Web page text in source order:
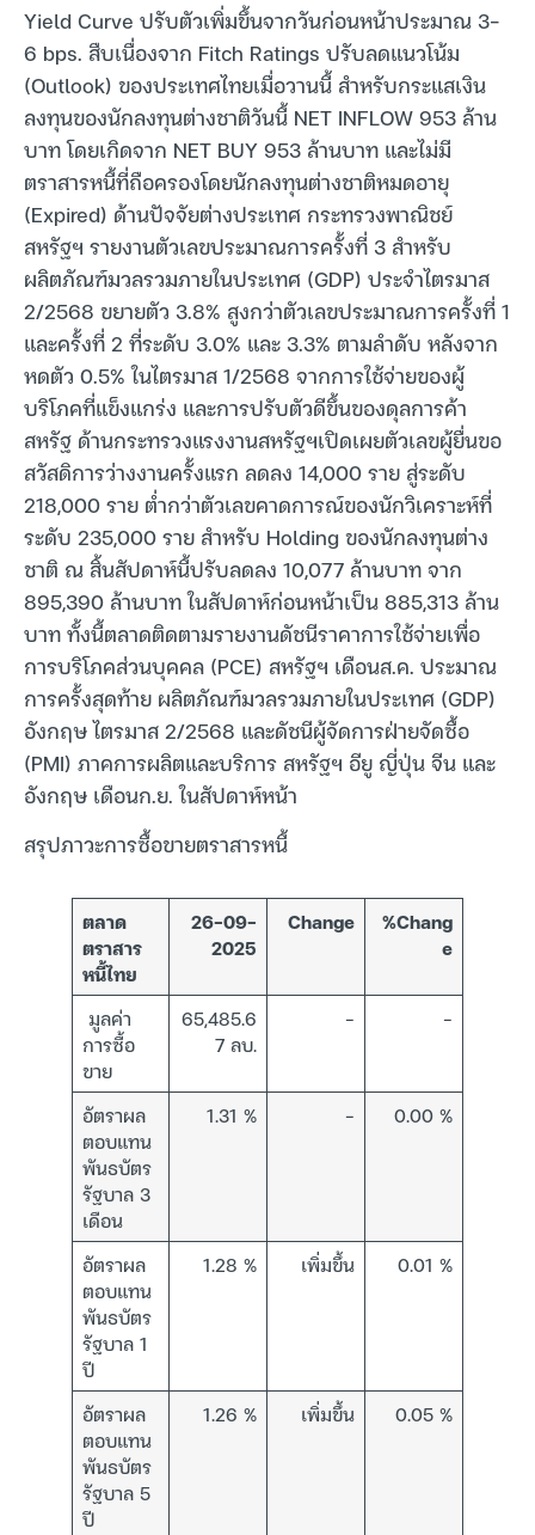
Yield Curve ปรับตัวเพิ่มขึ้นจากวันก่อนหน้าประมาณ 3-
6 bps. สืบเนื่องจาก Fitch Ratings ปรับลดแนวโน้ม
(Outlook) ของประเทศไทยเมื่อวานนี้ สำหรับกระแสเงิน
ลงทุนของนักลงทุนต่างชาติวันนี้ NET INFLOW 953 ล้าน
บาท โดยเกิดจาก NET BUY 953 ล้านบาท และไม่มี
ตราสารหนี้ที่ถือครองโดยนักลงทุนต่างชาติหมดอายุ
(Expired) ด้านปัจจัยต่างประเทศ กระทรวงพาณิชย์
สหรัฐฯ รายงานตัวเลขประมาณการครั้งที่ 3 สำหรับ
ผลิตภัณฑ์มวลรวมภายในประเทศ (GDP) ประจำไตรมาส
2/2568 ขยายตัว 3.8% สูงกว่าตัวเลขประมาณการครั้งที่ 1
และครั้งที่ 2 ที่ระดับ 3.0% และ 3.3% ตามลำดับ หลังจาก
หดตัว 0.5% ในไตรมาส 1/2568 จากการใช้จ่ายของผู้
บริโภคที่แข็งแกร่ง และการปรับตัวดีขึ้นของดุลการค้า
สหรัฐ ด้านกระทรวงแรงงานสหรัฐฯเปิดเผยตัวเลขผู้ยื่นขอ
สวัสดิการว่างงานครั้งแรก ลดลง 14,000 ราย สู่ระดับ
218,000 ราย ต่ำกว่าตัวเลขคาดการณ์ของนักวิเคราะห์ที่
ระดับ 235,000 ราย สำหรับ Holding ของนักลงทุนต่าง
ชาติ ณ สิ้นสัปดาห์นี้ปรับลดลง 10,077 ล้านบาท จาก
895,390 ล้านบาท ในสัปดาห์ก่อนหน้าเป็น 885,313 ล้าน
บาท ทั้งนี้ตลาดติดตามรายงานดัชนีราคาการใช้จ่ายเพื่อ
การบริโภคส่วนบุคคล (PCE) สหรัฐฯ เดือนส.ค. ประมาณ
การครั้งสุดท้าย ผลิตภัณฑ์มวลรวมภายในประเทศ (GDP)
อังกฤษ ไตรมาส 2/2568 และดัชนีผู้จัดการฝ่ายจัดซื้อ
(PMI) ภาคการผลิตและบริการ สหรัฐฯ อียู ญี่ปุ่น จีน และ
อังกฤษ เดือนก.ย. ในสัปดาห์หน้า
สรุปภาวะการซื้อขายตราสารหนี้
ตลาด
ตราสาร
หนี้ไทย
26-09-
2025
Change
%Chang
e
มูลค่า
การซื้อ
ขาย
65,485.6
7 ลบ.
– –
อัตราผล
ตอบแทน
พันธบัตร
รัฐบาล 3
เดือน
1.31 % – 0.00 %
อัตราผล
ตอบแทน
พันธบัตร
รัฐบาล 1
ปี
1.28 % เพิ่มขึ้น 0.01 %
อัตราผล
ตอบแทน
พันธบัตร
รัฐบาล 5
ปี
1.26 % เพิ่มขึ้น 0.05 %